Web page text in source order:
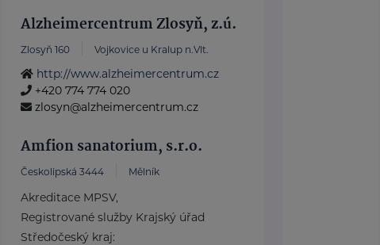
Alzheimercentrum Zlosyň, z.ú.
Zlosyň 160 Vojkovice u Kralup n.Vlt.
http://www.alzheimercentrum.cz
+420 774 774 020
zlosyn@alzheimercentrum.cz
Amfion sanatorium, s.r.o.
Českolipská 3444 Mělník
Akreditace MPSV,
Registrované služby Krajský úřad
Středočeský kraj: